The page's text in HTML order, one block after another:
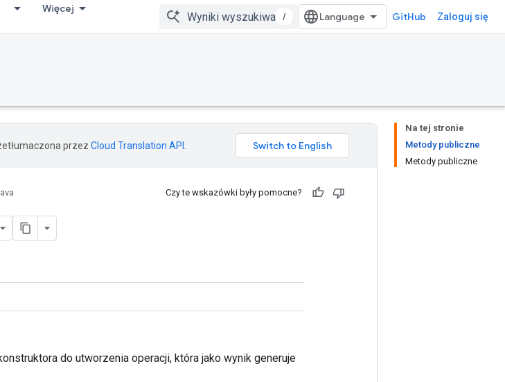
Więcej
/ GitHub Zaloguj się
Na tej stronie
Metody publiczne
Metody publiczne
przez Cloud Translation API
Czy te wskazówki były pomocne?
do utworzenia operacji, która jako wynik generuje